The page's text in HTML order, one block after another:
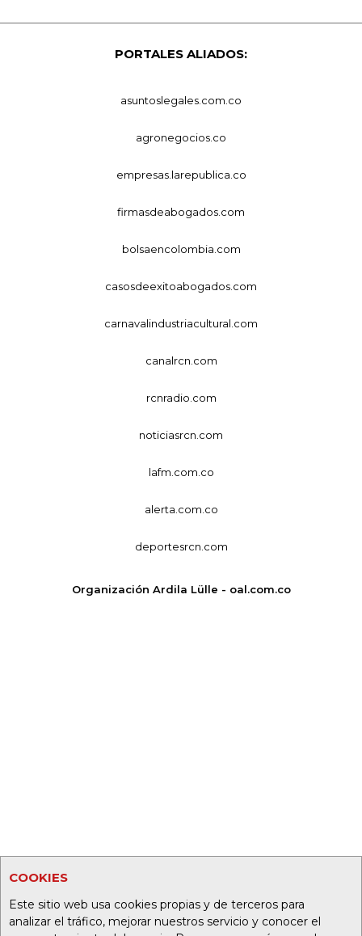
COOKIES
Este sitio web usa cookies propias y de terceros para
analizar el tráfico, mejorar nuestros servicio y conocer el
PORTALES ALIADOS:
asuntoslegales.com.co
agronegocios.co
empresas.larepublica.co
firmasdeabogados.com
bolsaencolombia.com
casosdeexitoabogados.com
carnavalindustriacultural.com
canalrcn.com
rcnradio.com
noticiasrcn.com
lafm.com.co
alerta.com.co
deportesrcn.com
Organización Ardila Lülle - oal.com.co